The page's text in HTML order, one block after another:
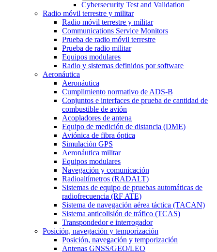
Cybersecurity Test and Validation
Radio móvil terrestre y militar
Radio móvil terrestre y militar
Communications Service Monitors
Prueba de radio móvil terrestre
Prueba de radio militar
Equipos modulares
Radio y sistemas definidos por software
Aeronáutica
Aeronáutica
Cumplimiento normativo de ADS-B
Conjuntos e interfaces de prueba de cantidad de
combustible de avión
Acopladores de antena
Equipo de medición de distancia (DME)
Aviónica de fibra óptica
Simulación GPS
Aeronáutica militar
Equipos modulares
Navegación y comunicación
Radioaltímetros (RADALT)
Sistemas de equipo de pruebas automáticas de
radiofrecuencia (RF ATE)
Sistema de navegación aérea táctica (TACAN)
Sistema anticolisión de tráfico (TCAS)
Transpondedor e interrogador
Posición, navegación y temporización
Posición, navegación y temporización
Antenas GNSS/GEO/LEO